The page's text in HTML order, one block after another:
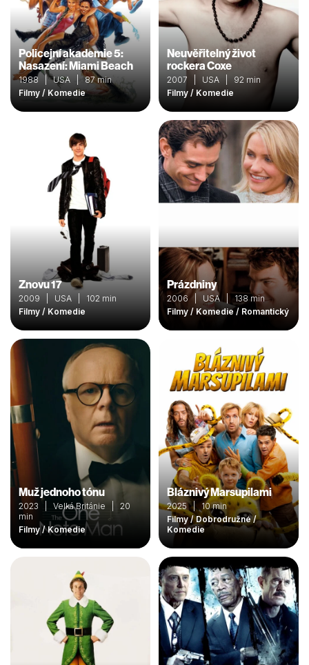
Policejní akademie 5:
Nasazení: Miami Beach
1988 | USA | 87 min
Filmy / Komedie
Neuvěřitelný život
rockera Coxe
2007 | USA | 92 min
Filmy / Komedie
Znovu 17
2009 | USA | 102 min
Filmy / Komedie
Prázdniny
2006 | USA | 138 min
Filmy / Komedie / Romantický
Muž jednoho tónu
2023 | Velká Británie | 20
min
Filmy / Komedie
Bláznivý Marsupilami
2025 | 10 min
Filmy / Dobrodružné /
Komedie